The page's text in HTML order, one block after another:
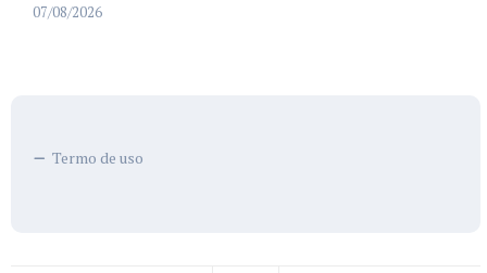
07/08/2026
Termo de uso